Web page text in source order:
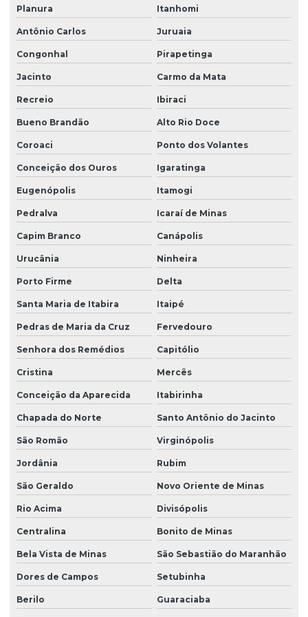
Planura Itanhomi
Antônio Carlos Juruaia
Congonhal Pirapetinga
Jacinto Carmo da Mata
Recreio Ibiraci
Bueno Brandão Alto Rio Doce
Coroaci Ponto dos Volantes
Conceição dos Ouros Igaratinga
Eugenópolis Itamogi
Pedralva Icaraí de Minas
Capim Branco Canápolis
Urucânia Ninheira
Porto Firme Delta
Santa Maria de Itabira Itaipé
Pedras de Maria da Cruz Fervedouro
Senhora dos Remédios Capitólio
Cristina Mercês
Conceição da Aparecida Itabirinha
Chapada do Norte Santo Antônio do Jacinto
São Romão Virginópolis
Jordânia Rubim
São Geraldo Novo Oriente de Minas
Rio Acima Divisópolis
Centralina Bonito de Minas
Bela Vista de Minas São Sebastião do Maranhão
Dores de Campos Setubinha
Berilo Guaraciaba